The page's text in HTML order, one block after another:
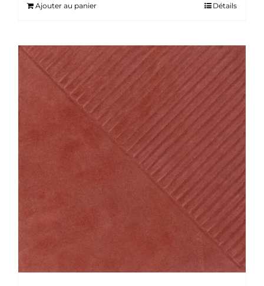
Ajouter au panier Détails